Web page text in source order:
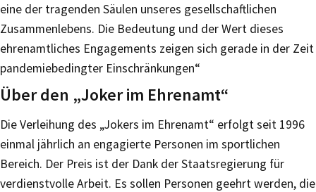
eine der tragenden Säulen unseres gesellschaftlichen
Zusammenlebens. Die Bedeutung und der Wert dieses
ehrenamtliches Engagements zeigen sich gerade in der Zeit
pandemiebedingter Einschränkungen“
Über den „Joker im Ehrenamt“
Die Verleihung des „Jokers im Ehrenamt“ erfolgt seit 1996
einmal jährlich an engagierte Personen im sportlichen
Bereich. Der Preis ist der Dank der Staatsregierung für
verdienstvolle Arbeit. Es sollen Personen geehrt werden, die